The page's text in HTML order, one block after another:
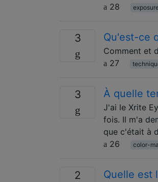
28
3 Qu'est-ce
Comment et
27
3 À quelle
J'ai le Xrite
fois. Il m'a
que c'était à
26
color-
2 Quelle est